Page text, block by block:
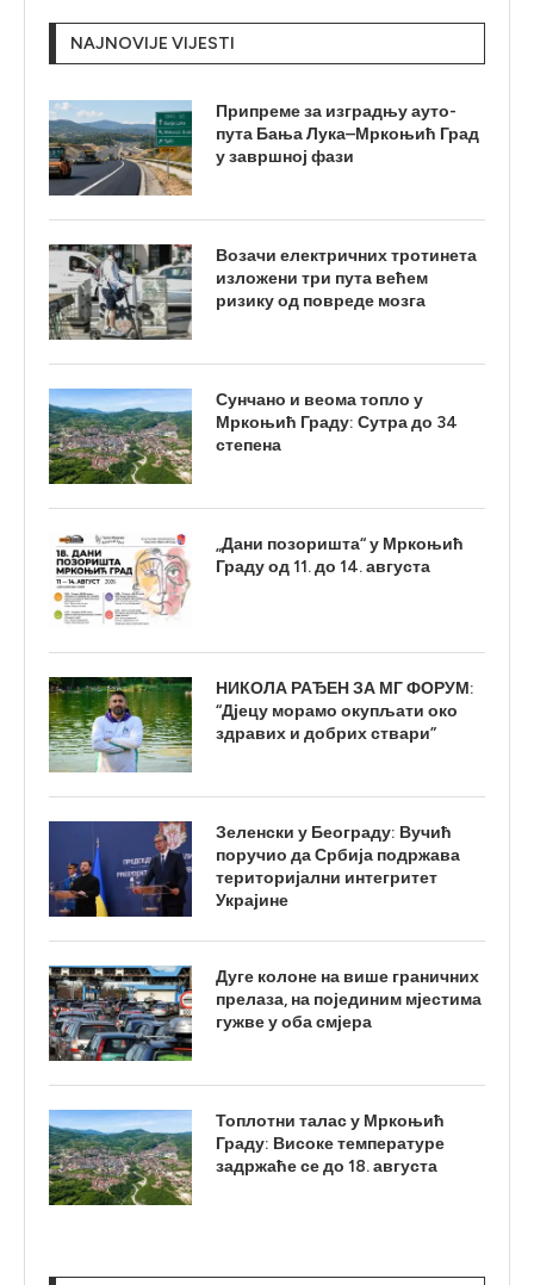
NAJNOVIJE VIJESTI
Припреме за изградњу ауто-
пута Бања Лука–Мркоњић Град
у завршној фази
Возачи електричних тротинета
изложени три пута већем
ризику од повреде мозга
Сунчано и веома топло у
Мркоњић Граду: Сутра до 34
степена
„Дани позоришта“ у Мркоњић
Граду од 11. до 14. августа
НИКОЛА РАЂЕН ЗА МГ ФОРУМ:
“Дјецу морамо окупљати око
здравих и добрих ствари”
Зеленски у Београду: Вучић
поручио да Србија подржава
територијални интегритет
Украјине
Дуге колоне на више граничних
прелаза, на појединим мјестима
гужве у оба смјера
Топлотни талас у Мркоњић
Граду: Високе температуре
задржаће се до 18. августа